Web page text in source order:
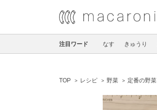
注目ワード なす きゅうり
TOP レシピ 野菜 定番の野菜